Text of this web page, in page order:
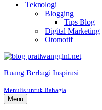
Teknologi
Blogging
Tips Blog
Digital Marketing
Otomotif
Ruang Berbagi Inspirasi
Menulis untuk Bahagia
Menu
Menu